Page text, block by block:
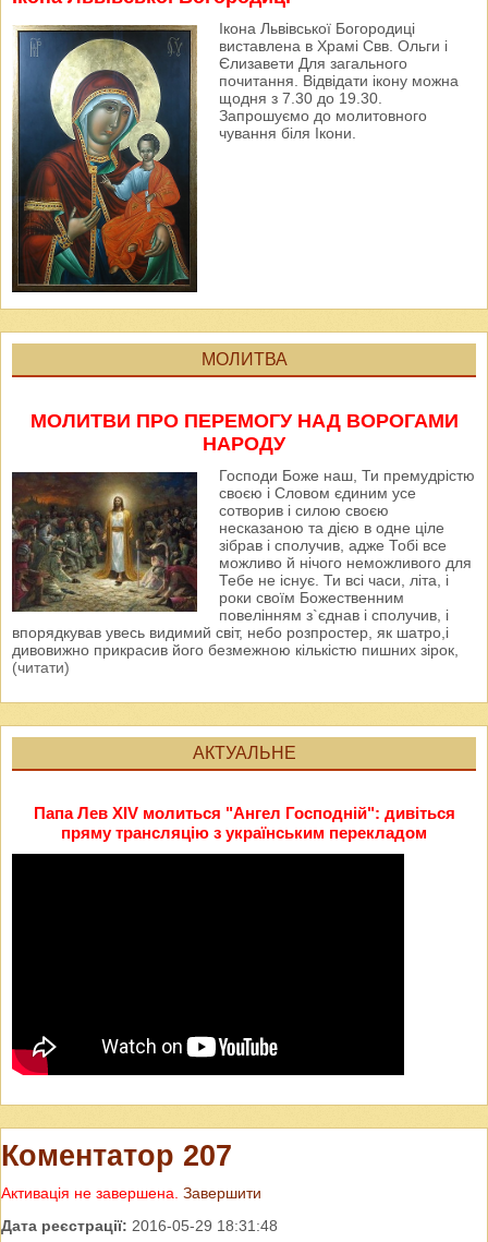
Ікона Львівської Богородиці
виставлена в Храмі Свв. Ольги і
Єлизавети Для загального
почитання. Відвідати ікону можна
щодня з 7.30 до 19.30.
Запрошуємо до молитовного
чування біля Ікони.
МОЛИТВА
МОЛИТВИ ПРО ПЕРЕМОГУ НАД ВОРОГАМИ
НАРОДУ
Господи Боже наш, Ти премудрістю
своєю і Словом єдиним усе
сотворив і силою своєю
несказаною та дією в одне ціле
зібрав і сполучив, адже Тобі все
можливо й нічого неможливого для
Тебе не існує. Ти всі часи, літа, і
роки своїм Божественним
повелінням з`єднав і сполучив, і
впорядкував увесь видимий світ, небо розпростер, як шатро,і
дивовижно прикрасив його безмежною кількістю пишних зірок,
(читати)
АКТУАЛЬНЕ
Папа Лев XIV молиться "Ангел Господній": дивіться
пряму трансляцію з українським перекладом
Коментатор 207
Активація не завершена. Завершити
Дата реєстрації: 2016-05-29 18:31:48